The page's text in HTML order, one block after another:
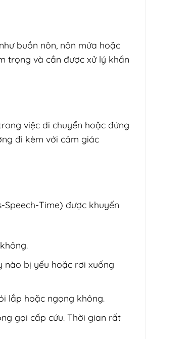
buồn nôn, nôn mửa hoặc
trọng và cần được xử lý khẩn
việc di chuyển hoặc đứng
đi kèm với cảm giác
Speech-Time) được khuyến
nào bị yếu hoặc rơi xuống
lắp hoặc ngọng không.
gọi cấp cứu. Thời gian rất